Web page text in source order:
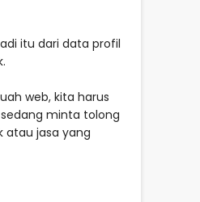
itu dari data profil
web, kita harus
minta tolong
atau jasa yang